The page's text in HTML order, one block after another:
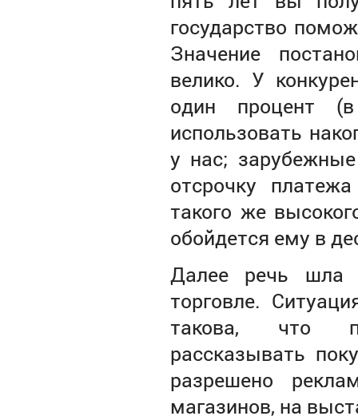
государство
Значение
велико. У
один процент
использовать
у нас;
отсрочку
такого же
обойдется ему в
Далее речь шла
торговле.
такова, что
рассказывать
разрешено
магазинов, на